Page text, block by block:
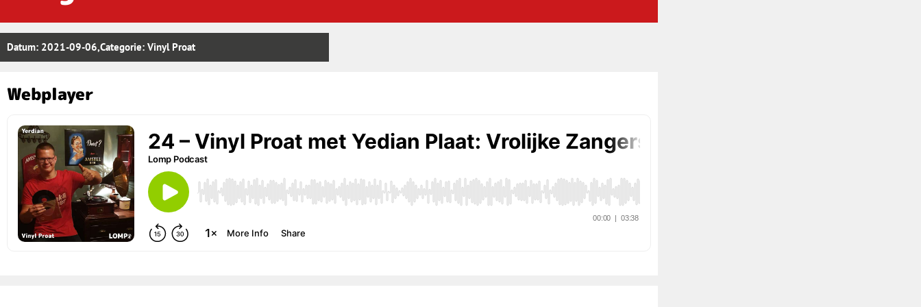
Datum: 2021-09-06,Categorie: Vinyl Proat
Webplayer